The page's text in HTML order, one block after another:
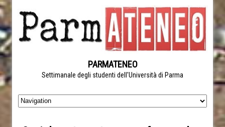
PARMATENEO
Settimanale degli studenti dell'Università di Parma